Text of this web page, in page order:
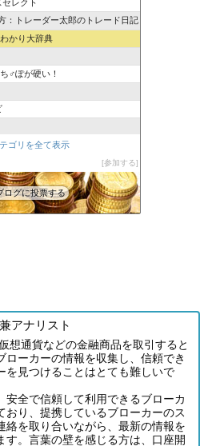
レクト
：トレーダー太郎のトレード日記
かり大辞典
♂ぽが硬い！
2022
ゴリを全て表示
参加する
ログに投票する
アナリスト
想通貨などの金融商品を取引すると
ローカーの情報を収集し、信頼でき
を見つけることはとても難しいで
安全で信頼して利用できるブローカ
おり、提携しているブローカーのス
絡を取り合いながら、最新の情報を
す。言葉の壁を感じる方は、口座開